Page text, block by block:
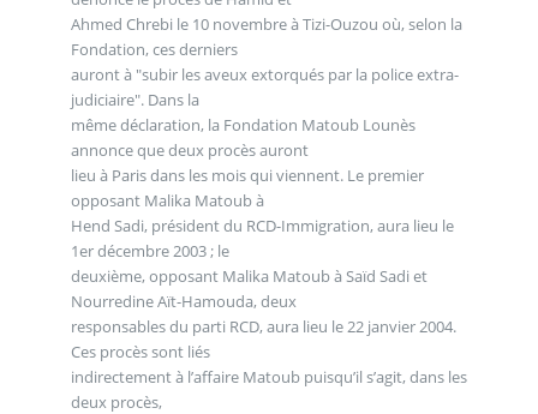
Ahmed Chrebi le 10 novembre à Tizi-Ouzou où, selon la
Fondation, ces derniers
auront à "subir les aveux extorqués par la police extra-
judiciaire". Dans la
même déclaration, la Fondation Matoub Lounès
annonce que deux procès auront
lieu à Paris dans les mois qui viennent. Le premier
opposant Malika Matoub à
Hend Sadi, président du RCD-Immigration, aura lieu le
1er décembre 2003 ; le
deuxième, opposant Malika Matoub à Saïd Sadi et
Nourredine Aït-Hamouda, deux
responsables du parti RCD, aura lieu le 22 janvier 2004.
Ces procès sont liés
indirectement à l’affaire Matoub puisqu’il s’agit, dans les
deux procès,